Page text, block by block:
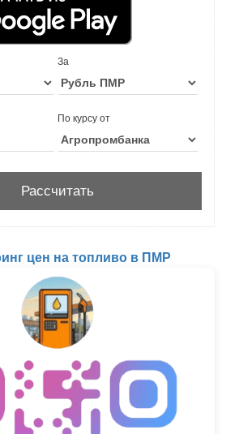
За
По курсу от
цен на топливо в ПМР